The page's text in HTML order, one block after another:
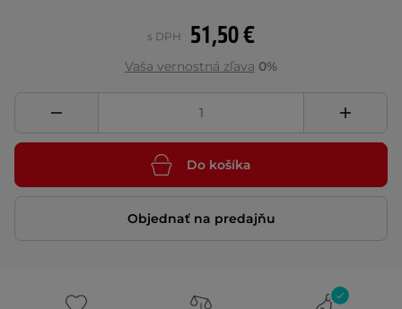
51,50 €
s DPH
Vaša vernostná zľava 0%
Do košíka
Objednať na predajňu